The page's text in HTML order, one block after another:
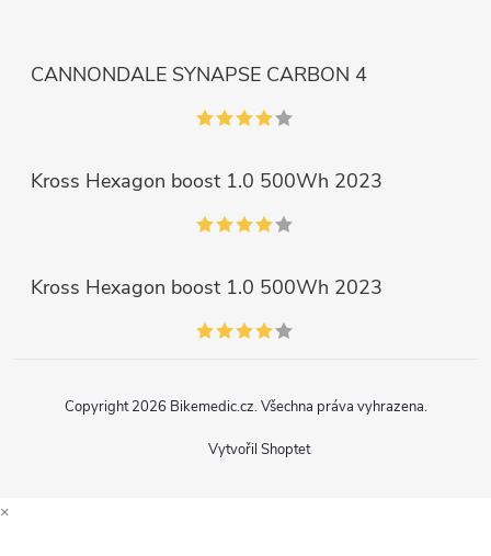
CANNONDALE SYNAPSE CARBON 4
Kross Hexagon boost 1.0 500Wh 2023
Kross Hexagon boost 1.0 500Wh 2023
Vytvořil Shoptet
Copyright 2026 Bikemedic.cz. Všechna práva vyhrazena.
×